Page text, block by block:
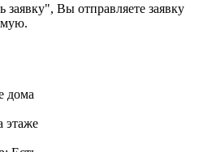
Вы отправляете заявку
дома
этаже